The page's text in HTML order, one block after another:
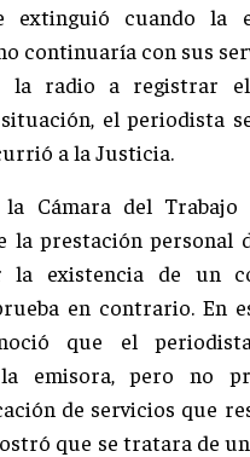
extinguió cuando la
continuaría con sus
la radio a registrar
el periodista
a la Justicia.
Cámara del Trabajo
la prestación personal
la existencia de un
en contrario. En
que el
emisora, pero no
de servicios que
que se tratara de